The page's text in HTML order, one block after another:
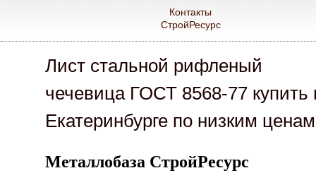
Контакты
СтройРесурс
Лист стальной рифленый
чечевица ГОСТ 8568-77 купить
Екатеринбурге по низким ценам
Металлобаза СтройРесурс